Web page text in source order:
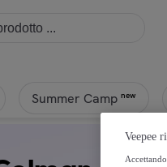
Summer Camp new
Veepee